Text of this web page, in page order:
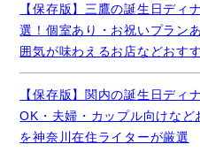
【保存版】三鷹の誕生日ディ
選！個室あり・お祝いプラン
囲気が味わえるお店などおす
【保存版】関内の誕生日ディ
OK・夫婦・カップル向けな
を神奈川在住ライターが厳選